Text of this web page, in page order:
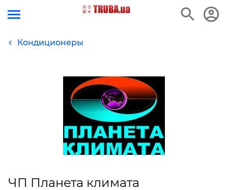
Кондиционеры
ЧП Планета климата